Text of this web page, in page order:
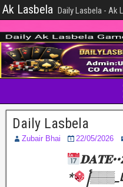
Ak Lasbela Daily Lasbela - Ak
Daily Lasbela
Zubair Bhai 22/05/2026
*